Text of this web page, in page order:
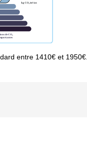
entre 1410€ et